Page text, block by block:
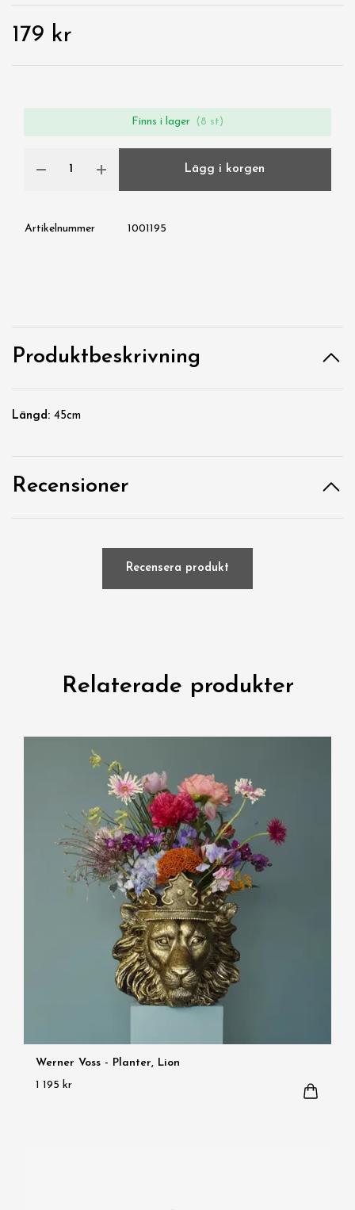
179 kr
Finns i lager (8 st)
Lägg i korgen
Artikelnummer 1001195
Produktbeskrivning
Längd: 45cm
Recensioner
Recensera produkt
Relaterade produkter
Werner Voss - Planter, Lion
1 195 kr